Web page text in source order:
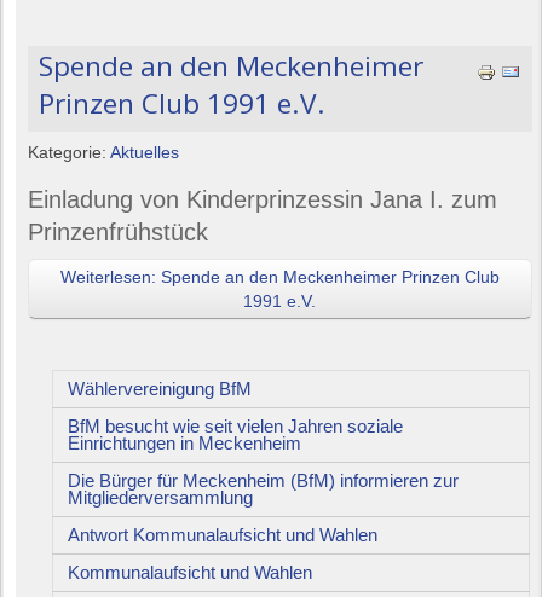
Spende an den Meckenheimer
Prinzen Club 1991 e.V.
Kategorie:Aktuelles
Einladung von Kinderprinzessin Jana I. zum
Prinzenfrühstück
Weiterlesen: Spende an den Meckenheimer Prinzen Club
1991 e.V.
Wählervereinigung BfM
BfM besucht wie seit vielen Jahren soziale
Einrichtungen in Meckenheim
Die Bürger für Meckenheim (BfM) informieren zur
Mitgliederversammlung
Antwort Kommunalaufsicht und Wahlen
Kommunalaufsicht und Wahlen